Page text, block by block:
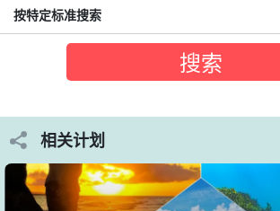
目的地可灵活定制☆。
但也可以指定自己的目的地。
可能去的地方
按特定标准搜索
相关计划